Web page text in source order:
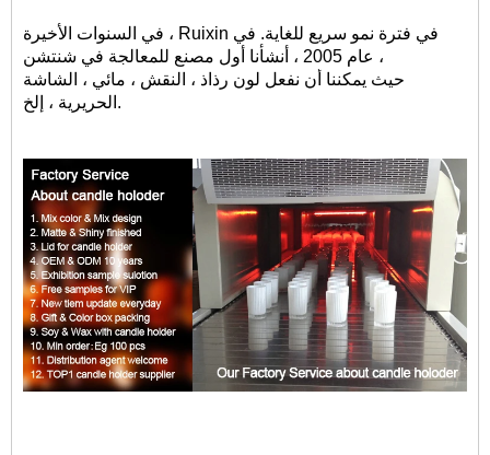
في السنوات الأخيرة ، Ruixin في فترة نمو سريع للغاية. في
عام 2005 ، أنشأنا أول مصنع للمعالجة في شنتشن ،
حيث يمكننا أن نفعل لون رذاذ ، النقش ، مائي ، الشاشة
الحريرية ، إلخ.